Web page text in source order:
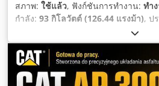
สภาพ: ใช้แล้ว, ฟังก์ชันการทำงาน: ทำ
กำลัง: 93 กิโลวัตต์ (126.44 แรงม้า), ป
, น้ำหนักเปล่า:
งาน:12,600 กก., การกำหนดค่าของเ
ครั้งแรก:
10/1998, ปีที่ผลิต: 1998 , ชั่ว
เชื้อเพลิง:ดีเซล , อุปกรณ์: ขับเคลื่อนทุ